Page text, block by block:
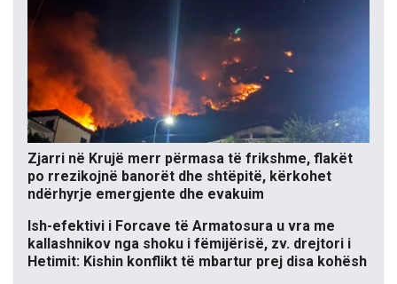
Zjarri në Krujë merr përmasa të frikshme, flakët
po rrezikojnë banorët dhe shtëpitë, kërkohet
ndërhyrje emergjente dhe evakuim
Ish-efektivi i Forcave të Armatosura u vra me
kallashnikov nga shoku i fëmijërisë, zv. drejtori i
Hetimit: Kishin konflikt të mbartur prej disa kohësh